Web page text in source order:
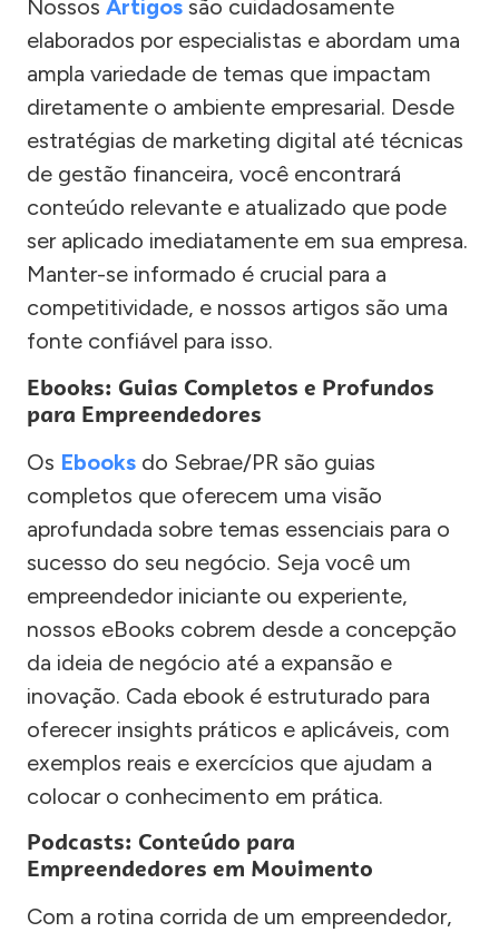
Nossos Artigos são cuidadosamente
elaborados por especialistas e abordam uma
ampla variedade de temas que impactam
diretamente o ambiente empresarial. Desde
estratégias de marketing digital até técnicas
de gestão financeira, você encontrará
conteúdo relevante e atualizado que pode
ser aplicado imediatamente em sua empresa.
Manter-se informado é crucial para a
competitividade, e nossos artigos são uma
fonte confiável para isso.
Ebooks: Guias Completos e Profundos
para Empreendedores
Os Ebooks do Sebrae/PR são guias
completos que oferecem uma visão
aprofundada sobre temas essenciais para o
sucesso do seu negócio. Seja você um
empreendedor iniciante ou experiente,
nossos eBooks cobrem desde a concepção
da ideia de negócio até a expansão e
inovação. Cada ebook é estruturado para
oferecer insights práticos e aplicáveis, com
exemplos reais e exercícios que ajudam a
colocar o conhecimento em prática.
Podcasts: Conteúdo para
Empreendedores em Movimento
Com a rotina corrida de um empreendedor,